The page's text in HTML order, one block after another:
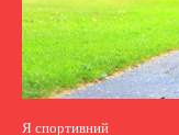
Я спортивний